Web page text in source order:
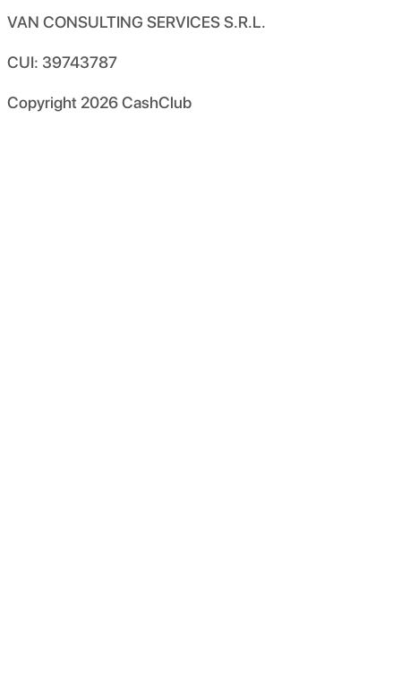
VAN CONSULTING SERVICES S.R.L.
CUI: 39743787
Copyright 2026CashClub